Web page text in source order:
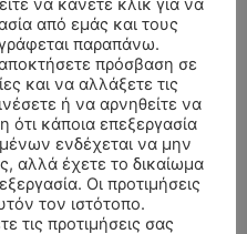
25/7/2026 –
– ΧΡΗΣΤΟΣ Α. ΠΑΛΙΟΥΡΑΣ
να κάνετε κλικ για να
από εμάς και τους
παραπάνω.
πρόσβαση σε
και να αλλάξετε τις
ή να αρνηθείτε να
κάποια επεξεργασία
ενδέχεται να μην
αλλά έχετε το δικαίωμα
Οι προτιμήσεις
τον ιστότοπο.
τις προτιμήσεις σας